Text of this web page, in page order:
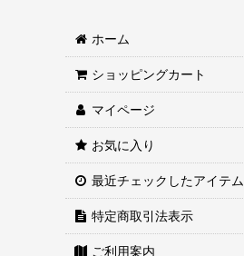
ホーム
ショッピングカート
マイページ
お気に入り
最近チェックしたアイテム
特定商取引法表示
ご利用案内